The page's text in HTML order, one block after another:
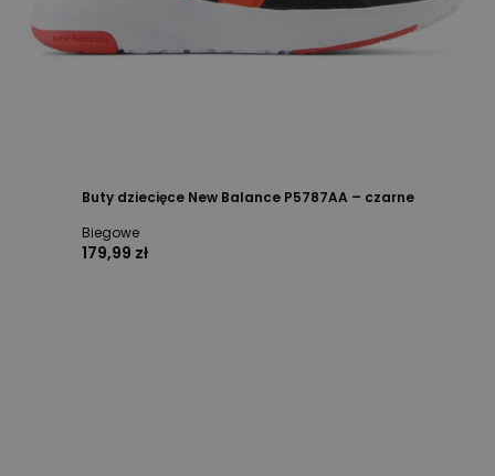
Buty dziecięce New Balance P5787AA – czarne
Biegowe
179,99 zł